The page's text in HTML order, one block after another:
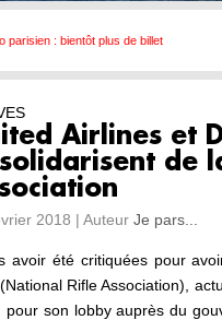
parisien : bientôt plus de billet
Airlines et
de
2018 | Auteur Je pars...
avoir été critiquées pour
Rifle Association),
pour son lobby auprès du